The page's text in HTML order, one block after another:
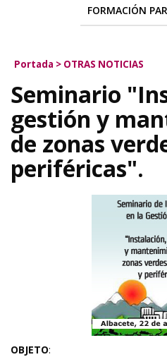
FORMACIÓN
Portada > OTRAS NOTICIAS
Seminario
gestión y
de zonas
periféricas".
OBJETO: